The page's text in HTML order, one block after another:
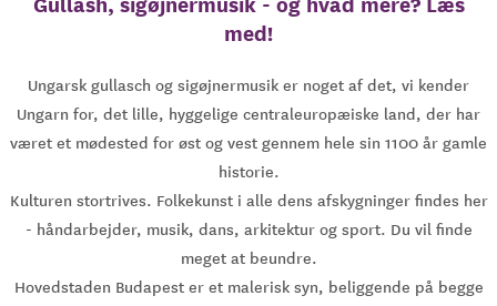
med!
Ungarsk gullasch og sigøjnermusik er noget af det, vi kender
Ungarn for, det lille, hyggelige centraleuropæiske land, der har
været et mødested for øst og vest gennem hele sin 1100 år gamle
historie.
Kulturen stortrives. Folkekunst i alle dens afskygninger findes her
- håndarbejder, musik, dans, arkitektur og sport. Du vil finde
meget at beundre.
Hovedstaden Budapest er et malerisk syn, beliggende på begge